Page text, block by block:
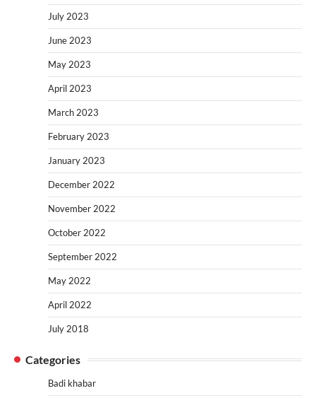
July 2023
June 2023
May 2023
April 2023
March 2023
February 2023
January 2023
December 2022
November 2022
October 2022
September 2022
May 2022
April 2022
July 2018
Categories
Badi khabar